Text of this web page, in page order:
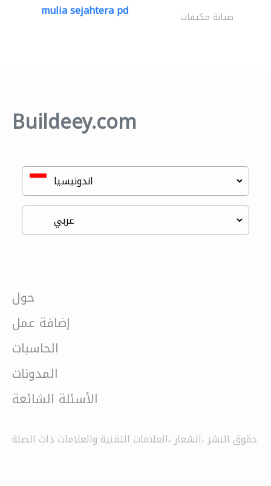
mulia sejahtera pd صيانة مكيفات
Buildeey.com
حول
إضافة عمل
الحاسبات
المدونات
الأسئلة الشائعة
حقوق النشر ،الشعار ،العلامات التقنية والعلامات ذات الصلة